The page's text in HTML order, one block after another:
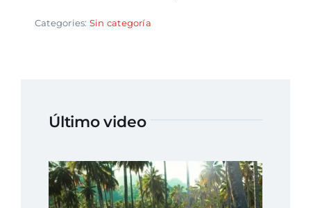
Categories: Sin categoría
Último video